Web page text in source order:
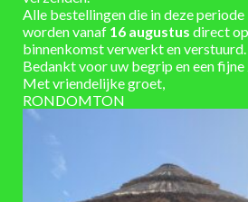
AANVULLENDE INFORMATIE
KLEUR HOUT beits, grey
LEVERTIJD
Alle bestellingen die in deze
worden vanaf 16 augustus direct
binnenkomst verwerkt en verstuurd.
Bedankt voor uw begrip en een
Met vriendelijke groet,
RONDOMTON